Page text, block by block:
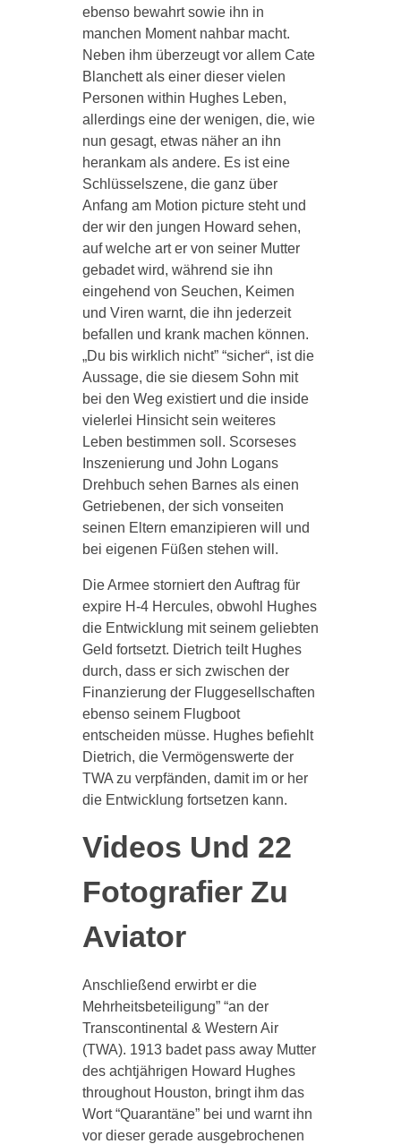
ebenso bewahrt sowie ihn in
manchen Moment nahbar macht.
Neben ihm überzeugt vor allem Cate
Blanchett als einer dieser vielen
Personen within Hughes Leben,
allerdings eine der wenigen, die, wie
nun gesagt, etwas näher an ihn
herankam als andere. Es ist eine
Schlüsselszene, die ganz über
Anfang am Motion picture steht und
der wir den jungen Howard sehen,
auf welche art er von seiner Mutter
gebadet wird, während sie ihn
eingehend von Seuchen, Keimen
und Viren warnt, die ihn jederzeit
befallen und krank machen können.
„Du bis wirklich nicht” “sicher“, ist die
Aussage, die sie diesem Sohn mit
bei den Weg existiert und die inside
vielerlei Hinsicht sein weiteres
Leben bestimmen soll. Scorseses
Inszenierung und John Logans
Drehbuch sehen Barnes als einen
Getriebenen, der sich vonseiten
seinen Eltern emanzipieren will und
bei eigenen Füßen stehen will.
Die Armee storniert den Auftrag für
expire H-4 Hercules, obwohl Hughes
die Entwicklung mit seinem geliebten
Geld fortsetzt. Dietrich teilt Hughes
durch, dass er sich zwischen der
Finanzierung der Fluggesellschaften
ebenso seinem Flugboot
entscheiden müsse. Hughes befiehlt
Dietrich, die Vermögenswerte der
TWA zu verpfänden, damit im or her
die Entwicklung fortsetzen kann.
Videos Und 22
Fotografier Zu
Aviator
Anschließend erwirbt er die
Mehrheitsbeteiligung” “an der
Transcontinental & Western Air
(TWA). 1913 badet pass away Mutter
des achtjährigen Howard Hughes
throughout Houston, bringt ihm das
Wort “Quarantäne” bei und warnt ihn
vor dieser gerade ausgebrochenen